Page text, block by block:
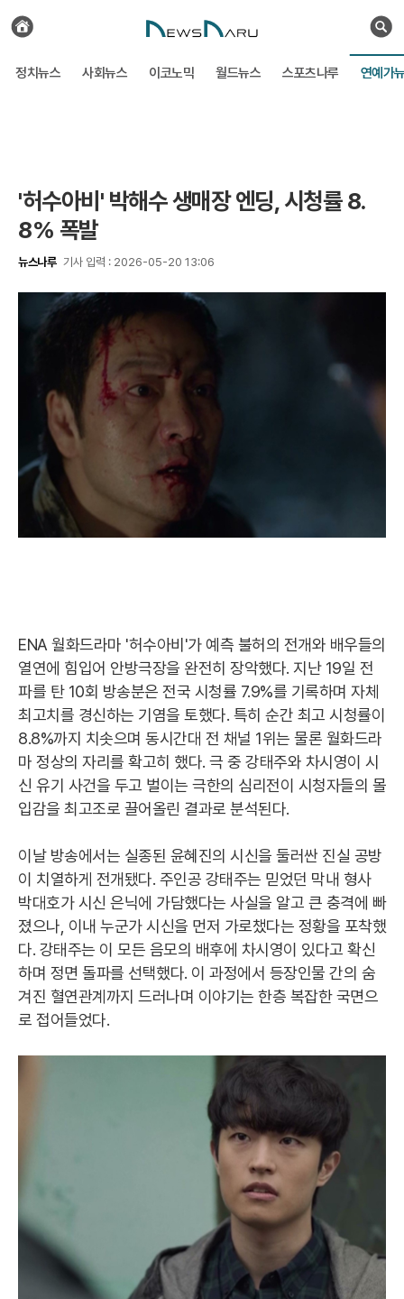
검
색
전
체
보
정치뉴스 사회뉴스 이코노믹 월드뉴스 스포츠나루 연예가
'허수아비' 박해수 생매장 엔딩, 시청률 8.
8% 폭발
뉴스나루 기사 입력 : 2026-05-20 13:06
ENA 월화드라마 '허수아비'가 예측 불허의 전개와 배우들의
열연에 힘입어 안방극장을 완전히 장악했다. 지난 19일 전
파를 탄 10회 방송분은 전국 시청률 7.9%를 기록하며 자체
최고치를 경신하는 기염을 토했다. 특히 순간 최고 시청률이
8.8%까지 치솟으며 동시간대 전 채널 1위는 물론 월화드라
마 정상의 자리를 확고히 했다. 극 중 강태주와 차시영이 시
신 유기 사건을 두고 벌이는 극한의 심리전이 시청자들의 몰
입감을 최고조로 끌어올린 결과로 분석된다.
이날 방송에서는 실종된 윤혜진의 시신을 둘러싼 진실 공방
이 치열하게 전개됐다. 주인공 강태주는 믿었던 막내 형사
박대호가 시신 은닉에 가담했다는 사실을 알고 큰 충격에 빠
졌으나, 이내 누군가 시신을 먼저 가로챘다는 정황을 포착했
다. 강태주는 이 모든 음모의 배후에 차시영이 있다고 확신
하며 정면 돌파를 선택했다. 이 과정에서 등장인물 간의 숨
겨진 혈연관계까지 드러나며 이야기는 한층 복잡한 국면으
로 접어들었다.